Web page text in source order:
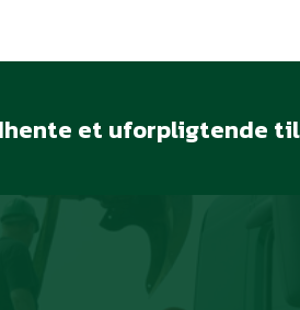
et uforpligtende